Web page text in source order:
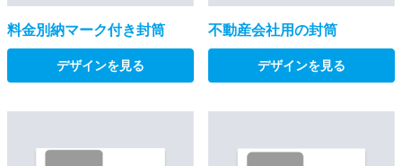
料金別納マーク付き封筒
デザインを見る
不動産会社用の封筒
デザインを見る